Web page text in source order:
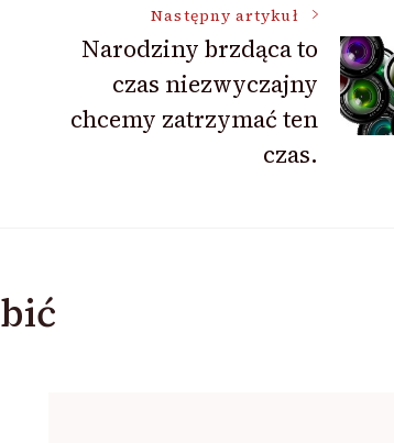
Następny artykuł
Narodziny brzdąca to
czas niezwyczajny
chcemy zatrzymać ten
czas.